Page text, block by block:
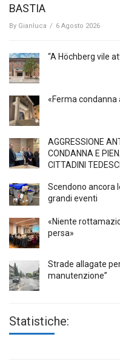
BASTIA
By Gianluca / 6 Agosto 2026
“A Höchberg vile
«Ferma condanna
AGGRESSIONE
CONDANNA E
CITTADINI
Scendono ancora
grandi eventi
«Niente
persa»
Strade allagate
manutenzione”
Statistiche: